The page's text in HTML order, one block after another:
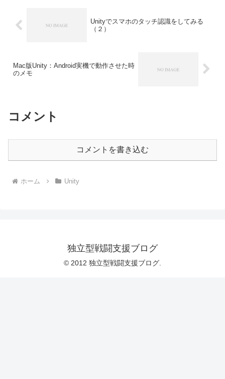
Unityでスマホのタッチ認識をしてみる
（２）
Mac版Unity：Android実機で動作させた時
のメモ
コメント
コメントを書き込む
ホーム Unity
独立型戦闘支援ブログ
© 2012 独立型戦闘支援ブログ.